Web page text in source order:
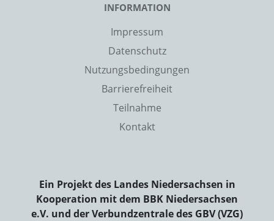
INFORMATION
Impressum
Datenschutz
Nutzungsbedingungen
Barrierefreiheit
Teilnahme
Kontakt
Ein Projekt des Landes Niedersachsen in
Kooperation mit dem BBK Niedersachsen
e.V. und der Verbundzentrale des GBV (VZG)